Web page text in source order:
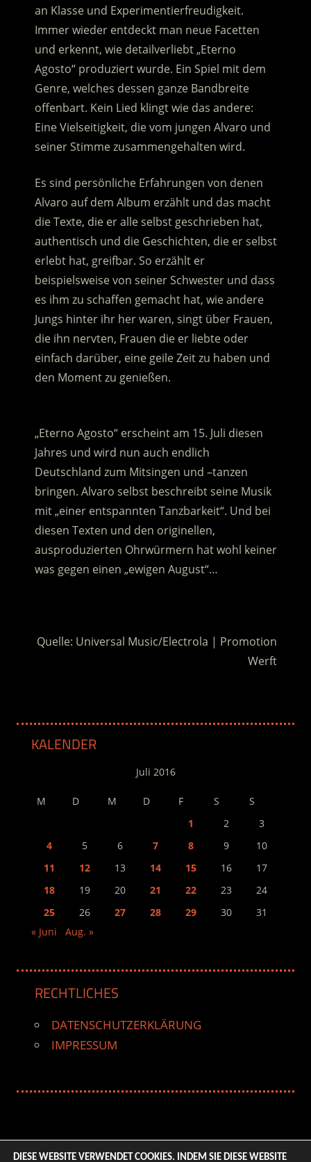
an Klasse und Experimentierfreudigkeit.
Immer wieder entdeckt man neue Facetten
und erkennt, wie detailverliebt „Eterno
Agosto“ produziert wurde. Ein Spiel mit dem
Genre, welches dessen ganze Bandbreite
offenbart. Kein Lied klingt wie das andere:
Eine Vielseitigkeit, die vom jungen Alvaro und
seiner Stimme zusammengehalten wird.
Es sind persönliche Erfahrungen von denen
Alvaro auf dem Album erzählt und das macht
die Texte, die er alle selbst geschrieben hat,
authentisch und die Geschichten, die er selbst
erlebt hat, greifbar. So erzählt er
beispielsweise von seiner Schwester und dass
es ihm zu schaffen gemacht hat, wie andere
Jungs hinter ihr her waren, singt über Frauen,
die ihn nervten, Frauen die er liebte oder
einfach darüber, eine geile Zeit zu haben und
den Moment zu genießen.
„Eterno Agosto“ erscheint am 15. Juli diesen
Jahres und wird nun auch endlich
Deutschland zum Mitsingen und –tanzen
bringen. Alvaro selbst beschreibt seine Musik
mit „einer entspannten Tanzbarkeit“. Und bei
diesen Texten und den originellen,
ausproduzierten Ohrwürmern hat wohl keiner
was gegen einen „ewigen August“…
Quelle: Universal Music/Electrola | Promotion
Werft
KALENDER
Juli 2016
M D M D F S
S
1
2
3
4
5 6 7 8 9
10
11
12 13 14 15 16
17
18
19 20 21 22 23
24
25
26 27 28 29 30
31
« Juni
Aug. »
RECHTLICHES
DATENSCHUTZERKLÄRUNG
IMPRESSUM
DIESE WEBSITE VERWENDET COOKIES. INDEM SIE DIESE WEBSITE